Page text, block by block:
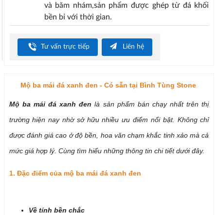
và băm nhám,sản phẩm được ghép từ đá khối
bền bỉ với thời gian.
Tư vấn trực tiếp Liên hệ
Mộ ba mái đá xanh đen - Có sẵn tại Bình Tùng Stone
Mộ ba mái đá xanh đen là sản phẩm bán chạy nhất trên thị
trường hiện nay nhờ sở hữu nhiều ưu điểm nổi bật. Không chỉ
được đánh giá cao ở độ bền, hoa văn chạm khắc tinh xảo mà cả
mức giá hợp lý. Cùng tìm hiểu những thông tin chi tiết dưới đây.
1. Đặc điểm của mộ ba mái đá xanh đen
Về tính bền chắc